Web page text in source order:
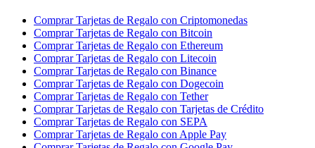
Comprar Tarjetas de Regalo con Criptomonedas
Comprar Tarjetas de Regalo con Bitcoin
Comprar Tarjetas de Regalo con Ethereum
Comprar Tarjetas de Regalo con Litecoin
Comprar Tarjetas de Regalo con Binance
Comprar Tarjetas de Regalo con Dogecoin
Comprar Tarjetas de Regalo con Tether
Comprar Tarjetas de Regalo con Tarjetas de Crédito
Comprar Tarjetas de Regalo con SEPA
Comprar Tarjetas de Regalo con Apple Pay